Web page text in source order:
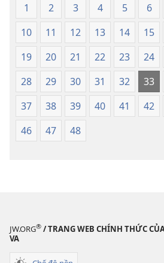
1 2 3 4 5 6
10
11 12 13 14 15
19
20 21 22 23 24
28
29 30 31 32 33
37
38 39 40 41 42
46
47 48
JW.ORG® / TRANG WEB CHÍNH THỨC
VA